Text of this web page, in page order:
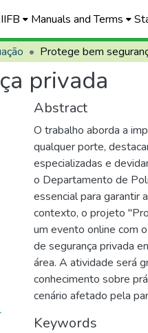
Manuals and Terms
privada
Abstract
O trabalho aborda a
qualquer porte,
especializadas e
o Departamento de
essencial para garantir
contexto, o projeto
um evento online com
de segurança privada
área. A atividade será
conhecimento sobre
cenário afetado pela
Keywords